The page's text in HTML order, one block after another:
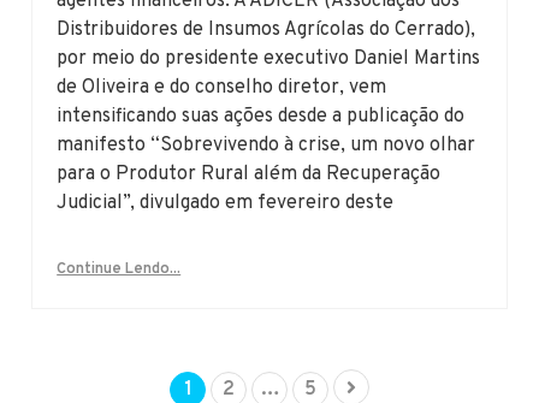
Distribuidores de Insumos Agrícolas do Cerrado),
por meio do presidente executivo Daniel Martins
de Oliveira e do conselho diretor, vem
intensificando suas ações desde a publicação do
manifesto “Sobrevivendo à crise, um novo olhar
para o Produtor Rural além da Recuperação
Judicial”, divulgado em fevereiro deste
Continue Lendo...
1 2 … 5